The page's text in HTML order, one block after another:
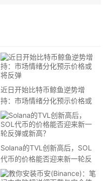
近日开始比特币鲸鱼逆势增
持：市场情绪分化预示价格或
将反弹
Solana的TVL创新高后，SOL
代币的价格能否迎来新一轮反
弹或新高？